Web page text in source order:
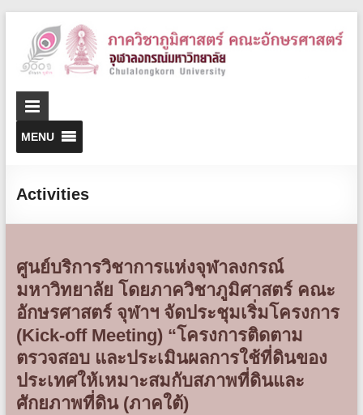
MENU
Activities
ศูนย์บริการวิชาการแห่งจุฬาลงกรณ์
มหาวิทยาลัย โดยภาควิชาภูมิศาสตร์ คณะ
อักษรศาสตร์ จุฬาฯ จัดประชุมเริ่มโครงการ
(Kick-off Meeting) “โครงการติดตาม
ตรวจสอบ และประเมินผลการใช้ที่ดินของ
ประเทศให้เหมาะสมกับสภาพที่ดินและ
ศักยภาพที่ดิน (ภาคใต้)